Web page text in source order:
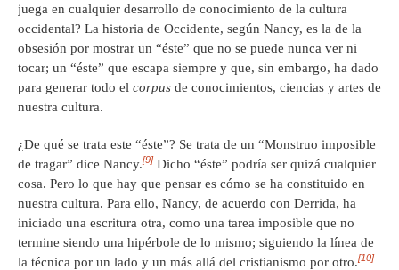
juega en cualquier desarrollo de conocimiento de la cultura
occidental? La historia de Occidente, según Nancy, es la de la
obsesión por mostrar un “éste” que no se puede nunca ver ni
tocar; un “éste” que escapa siempre y que, sin embargo, ha dado
para generar todo el corpus de conocimientos, ciencias y artes de
nuestra cultura.
¿De qué se trata este “éste”? Se trata de un “Monstruo imposible
de tragar” dice Nancy.[9] Dicho “éste” podría ser quizá cualquier
cosa. Pero lo que hay que pensar es cómo se ha constituido en
nuestra cultura. Para ello, Nancy, de acuerdo con Derrida, ha
iniciado una escritura otra, como una tarea imposible que no
termine siendo una hipérbole de lo mismo; siguiendo la línea de
la técnica por un lado y un más allá del cristianismo por otro.[10]